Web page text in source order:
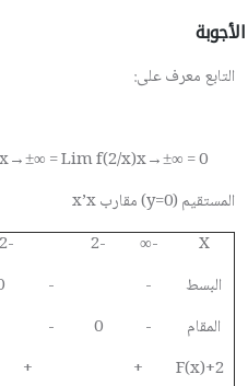
الأجوبة
التابع معرف على:
= Lim f(2/x)x→±∞ = 0
المستقيم (y=0) مقاربx’x
X
-∞
-2
-1/2
البسط
-
-
المقام
-
0
-
F(x)+2
+
+